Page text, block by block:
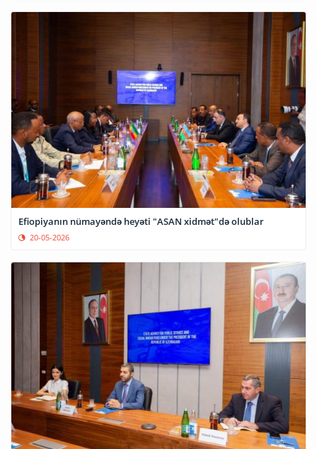
Efiopiyanın nümayəndə heyəti "ASAN xidmət"də olublar
20-05-2026